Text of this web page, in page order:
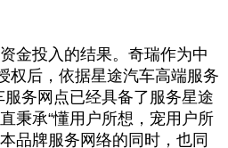
金投入的结果。奇瑞作为中
权后，依据星途汽车高端服务
务网点已经具备了服务星途
秉承“懂用户所想，宠用户所
品牌服务网络的同时，也同